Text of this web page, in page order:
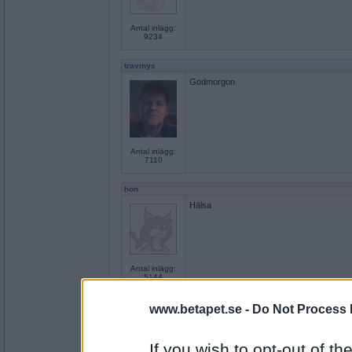
www.betapet.se - Do Not Process
Antal inlägg:
9234
travmys
Antal inlägg:
7110
Godmorgon
hon
Antal inlägg:
5144
Hälsa
saerdna82